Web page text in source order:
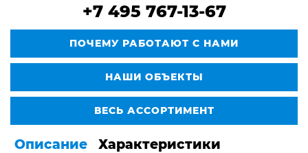
+7 495 767-13-67
ПОЧЕМУ РАБОТАЮТ С НАМИ
НАШИ ОБЪЕКТЫ
ВЕСЬ АССОРТИМЕНТ
Описание Характеристики